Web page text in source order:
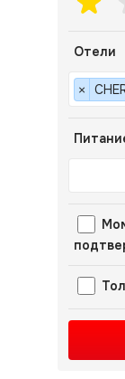
Отели
×